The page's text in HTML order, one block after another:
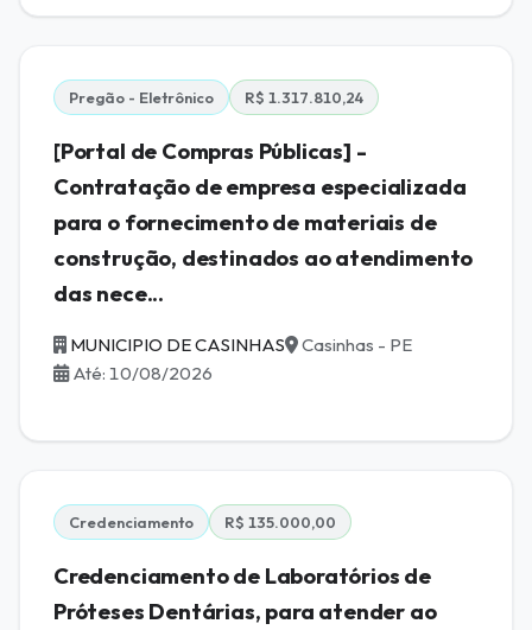
Pregão - Eletrônico R$ 1.317.810,24
[Portal de Compras Públicas] -
Contratação de empresa especializada
para o fornecimento de materiais de
construção, destinados ao atendimento
das nece...
MUNICIPIO DE CASINHAS
Casinhas - PE
Até: 10/08/2026
Credenciamento R$ 135.000,00
Credenciamento de Laboratórios de
Próteses Dentárias, para atender ao